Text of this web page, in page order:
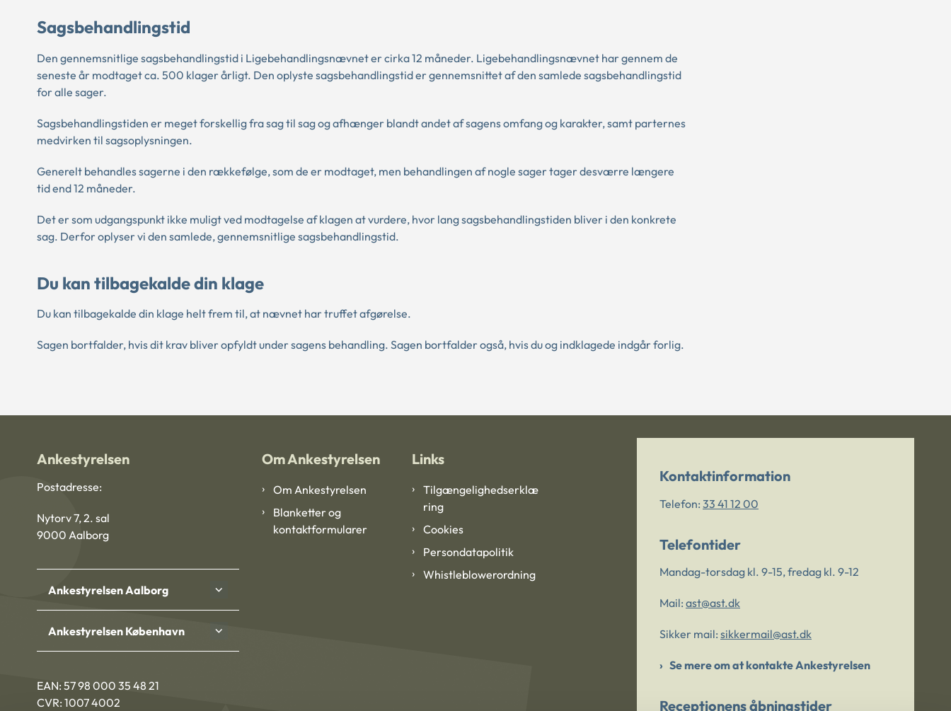
Sagsbehandlingstid
Den gennemsnitlige sagsbehandlingstid i Ligebehandlingsnævnet er cirka 12 måneder. Ligebehandlingsnævnet har gennem de
seneste år modtaget ca. 500 klager årligt. Den oplyste sagsbehandlingstid er gennemsnittet af den samlede sagsbehandlingstid
for alle sager.
Sagsbehandlingstiden er meget forskellig fra sag til sag og afhænger blandt andet af sagens omfang og karakter, samt parternes
medvirken til sagsoplysningen.
Generelt behandles sagerne i den rækkefølge, som de er modtaget, men behandlingen af nogle sager tager desværre længere
tid end 12 måneder.
Det er som udgangspunkt ikke muligt ved modtagelse af klagen at vurdere, hvor lang sagsbehandlingstiden bliver i den konkrete
sag. Derfor oplyser vi den samlede, gennemsnitlige sagsbehandlingstid.
Du kan tilbagekalde din klage
Du kan tilbagekalde din klage helt frem til, at nævnet har truffet afgørelse.
Sagen bortfalder, hvis dit krav bliver opfyldt under sagens behandling. Sagen bortfalder også, hvis du og indklagede indgår forlig.
Ankestyrelsen
Postadresse:
Nytorv 7, 2. sal
9000 Aalborg
Ankestyrelsen Aalborg
Ankestyrelsen København
EAN: 57 98 000 35 48 21
CVR: 1007 4002
Om Ankestyrelsen
Om Ankestyrelsen
Blanketter og
kontaktformularer
Links
Tilgængelighedserklæ
ring
Cookies
Persondatapolitik
Whistleblowerordning
Kontaktinformation
Telefon: 33 41 12 00
Telefontider
Mandag-torsdag kl. 9-15, fredag kl. 9-12
Mail: ast@ast.dk
Sikker mail: sikkermail@ast.dk
Se mere om at kontakte Ankestyrelsen
Receptionens åbningstider